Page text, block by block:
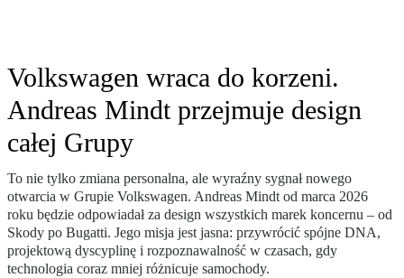
Volkswagen wraca do korzeni.
Andreas Mindt przejmuje design
całej Grupy
To nie tylko zmiana personalna, ale wyraźny sygnał nowego
otwarcia w Grupie Volkswagen. Andreas Mindt od marca 2026
roku będzie odpowiadał za design wszystkich marek koncernu – od
Skody po Bugatti. Jego misja jest jasna: przywrócić spójne DNA,
projektową dyscyplinę i rozpoznawalność w czasach, gdy
technologia coraz mniej różnicuje samochody.